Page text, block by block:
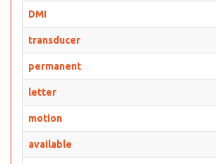
DMI
transducer
permanent
letter
motion
available